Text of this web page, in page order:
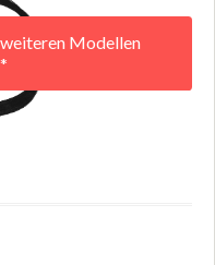
Modellen